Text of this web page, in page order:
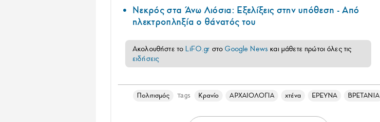
Νεκρός στα Άνω Λιόσια: Εξελίξεις στην υπόθεση - Από
ηλεκτροπληξία ο θάνατός του
Ακολουθήστε το LiFO.gr στοGoogle News και μάθετε πρώτοι όλες τις
ειδήσεις
Πολιτισμός Tags Κρανίο ΑΡΧΑΙΟΛΟΓΙΑ χτένα ΕΡΕΥΝΑ ΒΡΕΤΑΝΙΑ